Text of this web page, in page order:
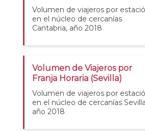
Volumen de viajeros por
en el núcleo de cercanías
Cantabria, año 2018
Volumen de Viajeros por
Franja Horaria (Sevilla)
Volumen de viajeros por
en el núcleo de cercanías
año 2018